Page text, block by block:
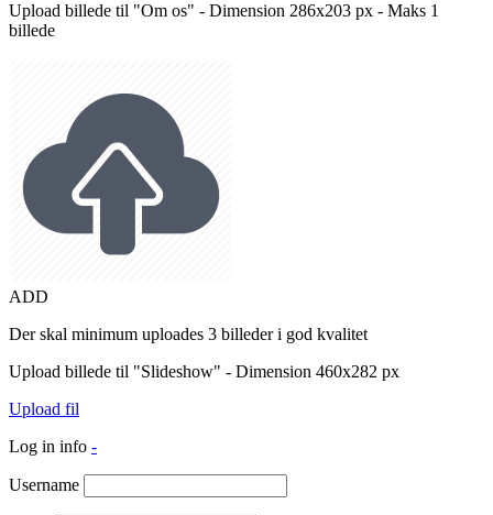
Upload billede til "Om os" - Dimension 286x203 px - Maks 1
billede
ADD
Der skal minimum uploades 3 billeder i god kvalitet
Upload billede til "Slideshow" - Dimension 460x282 px
Upload fil
Log in info -
Username